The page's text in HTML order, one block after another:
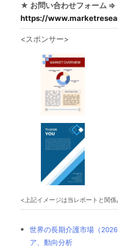
★ お問い合わせフォーム ⇒
https://
<スポンサー>
<上記イメージは当レポートと関
世界の長期介護市場（
ア、動向分析